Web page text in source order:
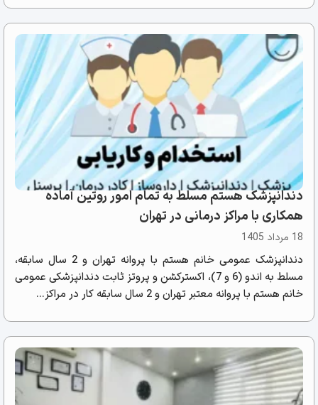
دندانپزشک هستم مسلط به تمام امور روتین آماده
همکاری با مراکز درمانی در تهران
18 مرداد 1405
دندانپزشک عمومی خانم هستم با پروانه تهران و 2 سال سابقه،
مسلط به اندو (6 و 7)، اکسترکشن و پروتز ثابت دندانپزشکی عمومی
خانم هستم با پروانه معتبر تهران و 2 سال سابقه کار در مراکز...